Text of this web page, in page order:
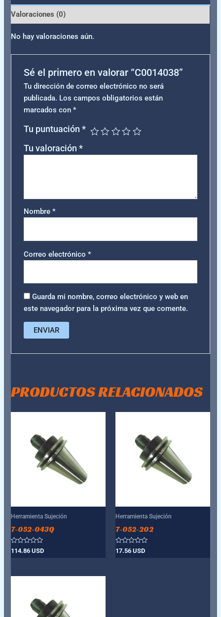
Valoraciones (0)
No hay valoraciones aún.
Sé el primero en valorar “C0014038”
Tu dirección de correo electrónico no será
publicada. Los campos obligatorios están
marcados con *
Tu puntuación *
Tu valoración *
Nombre *
Correo electrónico *
Guarda mi nombre, correo electrónico y web en
este navegador para la próxima vez que comente.
PRODUCTOS RELACIONADOS
Herramienta Sujeción
7-052-043Q
Valorado
con
114.86USD
Herramienta Sujeción
7-052-202
Valorado
con
17.56 USD